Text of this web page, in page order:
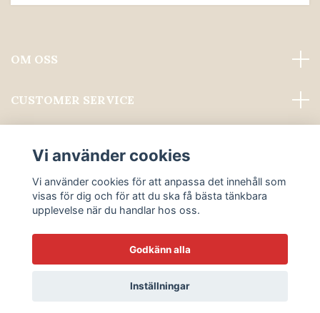
OM OSS
CUSTOMER SERVICE
Sociala medier
© 2026 ALWAYS PROFESSIONAL GROOMING
Vi använder cookies
Vi använder cookies för att anpassa det innehåll som
visas för dig och för att du ska få bästa tänkbara
upplevelse när du handlar hos oss.
Godkänn alla
Inställningar